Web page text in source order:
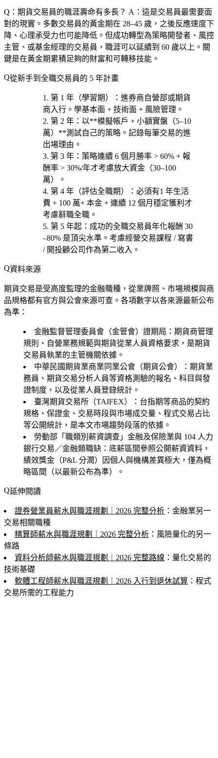
Q：期貨交易員的職涯壽命有多長？ A：這是交易員最需要面
對的現實。多數交易員的黃金期在 28–45 歲，之後反應速度下
降、心理承受力也可能降低。但成功轉型為策略開發者、風控
主管、或基金經理的交易員，職涯可以延續到 60 歲以上。關
鍵是在黃金期累積足夠的財富和可轉移技能。
從新手到全職交易員的 5 年計畫
第 1 年（學習期） ：進券商自營部或期貨
商 入行。學基本面 + 技術面 + 風險管理。
第 2 年 ：以**模擬帳戶 + 小額實盤（5–10
萬）**測試自己的策略。記錄每筆交易的進
出場理由。
第 3 年 ：策略連續 6 個月勝率 > 60% + 報
酬率 > 30%/年才考慮放大資金（30–100
萬）。
第 4 年（評估全職期）
：必須有1 年生活
費 + 100 萬+ 本金 + 連續 12 個月穩定獲利 才
考慮辭職全職。
第 5 年起 ：成功的全職交易員年化報酬 30
–80% 是頂尖水準。考慮經營交易課程 / 寫書
/ 開投顧公司作為第二收入。
資料來源
期貨交易是受高度監理的金融職種，從業牌照、市場規模與商
品規格都有官方與公會來源可查。各項數字以各來源最新公布
為準：
金融監督管理委員會（金管會）證期局 ：期貨商管理
規則、自營業務規範與期貨從業人員資格要求，是期貨
交易員執業的主管機關依據。
中華民國期貨業商業同業公會（期貨公會）
：期貨業
務員、期貨交易分析人員等資格測驗的報名、科目與發
證制度，以及從業人員登錄統計。
臺灣期貨交易所（TAIFEX）
：台指期等商品的契約
規格、保證金、交易時段與市場成交量、程式交易占比
等公開統計，是本文市場趨勢段落的依據。
勞動部「職類別薪資調查」金融及保險業與 104 人力
銀行交易／金融類職缺：底薪區間參照公開薪資資料，
績效獎金（P&L 分潤）因個人與機構差異極大，僅為概
略區間（以最新公布為準）。
延伸閱讀
證券營業員薪水與職涯規劃｜2026 完整分析 ：金融業另一
交易相關職種
精算師薪水與職涯規劃｜2026 完整分析 ：風險量化的另一
條路
資料分析師薪水與職涯規劃｜2026 完整路線 ：量化交易的
技術基礎
軟體工程師薪水與職涯規劃｜2026 入行到退休試算 ：程式
交易所需的工程能力